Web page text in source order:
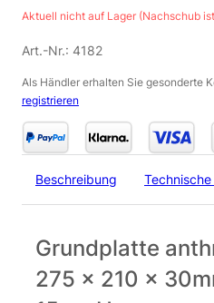
Aktuell nicht auf Lager (Nachschub
Art.-Nr.: 4182
Als Händler erhalten Sie gesonderte
registrieren
Beschreibung
Grundplatte
275 x 210 x